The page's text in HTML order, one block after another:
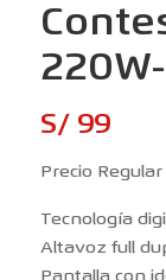
S/ 99
Precio Regular
Tecnología
Altavoz full